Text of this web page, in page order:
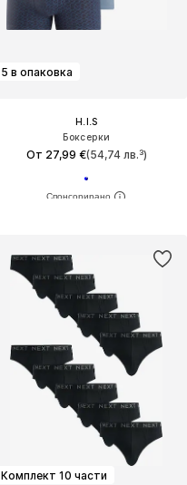
5 в опаковка
H.I.S
Боксерки
От 27,99 €(54,74 лв.³)
Комплект 10 части